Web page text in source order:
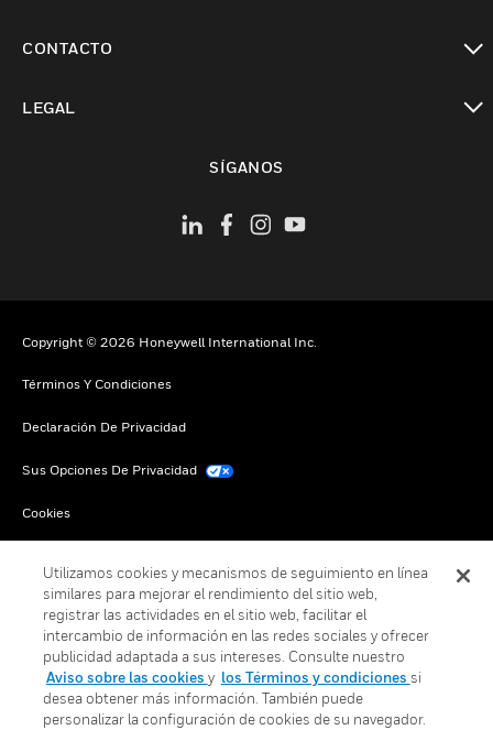
CONTACTO
LEGAL
SÍGANOS
Copyright © 2026 Honeywell International Inc.
Términos Y Condiciones
Declaración De Privacidad
Sus Opciones De Privacidad
Cookies
Utilizamos cookies y mecanismos de seguimiento en línea
similares para mejorar el rendimiento del sitio web,
registrar las actividades en el sitio web, facilitar el
intercambio de información en las redes sociales y ofrecer
publicidad adaptada a sus intereses. Consulte nuestro
Aviso sobre las cookies y los Términos y condiciones si
desea obtener más información. También puede
personalizar la configuración de cookies de su navegador.